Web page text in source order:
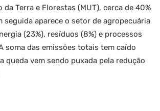
da Terra e Florestas (MUT), cerca de 40%
seguida aparece o setor de agropecuária
(23%), resíduos (8%) e processos
soma das emissões totais tem caído
queda vem sendo puxada pela redução